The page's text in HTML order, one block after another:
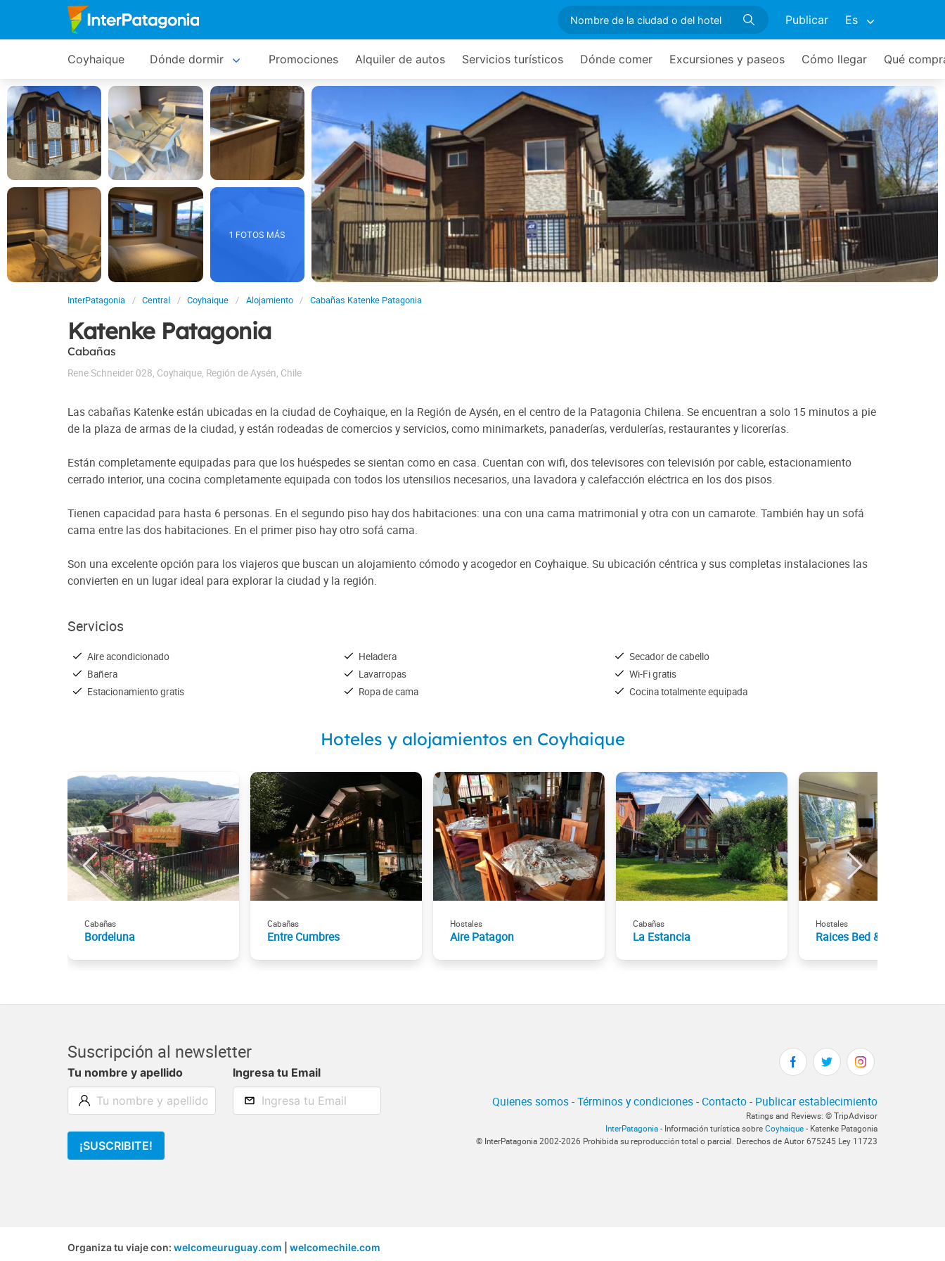
Publicar Es
Coyhaique Dónde dormir Promociones Alquiler de autos Servicios turísticos Dónde comer Excursiones y paseos Cómo llegar Qué
1 FOTOS MÁS
InterPatagonia Central Coyhaique Alojamiento Cabañas Katenke Patagonia
Katenke Patagonia
Cabañas
Rene Schneider 028, Coyhaique, Región de Aysén, Chile
Las cabañas Katenke están ubicadas en la ciudad de Coyhaique, en la Región de Aysén, en el centro de la Patagonia Chilena. Se encuentran a solo 15 minutos a pie
de la plaza de armas de la ciudad, y están rodeadas de comercios y servicios, como minimarkets, panaderías, verdulerías, restaurantes y licorerías.
Están completamente equipadas para que los huéspedes se sientan como en casa. Cuentan con wifi, dos televisores con televisión por cable, estacionamiento
cerrado interior, una cocina completamente equipada con todos los utensilios necesarios, una lavadora y calefacción eléctrica en los dos pisos.
Tienen capacidad para hasta 6 personas. En el segundo piso hay dos habitaciones: una con una cama matrimonial y otra con un camarote. También hay un sofá
cama entre las dos habitaciones. En el primer piso hay otro sofá cama.
Son una excelente opción para los viajeros que buscan un alojamiento cómodo y acogedor en Coyhaique. Su ubicación céntrica y sus completas instalaciones las
convierten en un lugar ideal para explorar la ciudad y la región.
Servicios
Aire acondicionado
Bañera
Estacionamiento gratis
Heladera
Lavarropas
Ropa de cama
Secador de cabello
Wi-Fi gratis
Cocina totalmente equipada
Hoteles y alojamientos en Coyhaique
Cabañas
Bordeluna
Cabañas
Entre Cumbres
Hostales
Aire Patagon
Cabañas
La Estancia
Hostales
Raices Bed & Breakfast
Suscripción al newsletter
Tu nombre y apellido Ingresa tu Email
¡SUSCRIBITE!
Quienes somos-Términos y condiciones- Contacto- Publicar establecimiento
Ratings and Reviews: © TripAdvisor
InterPatagonia - Información turística sobre Coyhaique - Katenke Patagonia
© InterPatagonia 2002-2026 Prohibida su reproducción total o parcial. Derechos de Autor 675245 Ley 11723
Organiza tu viaje con: welcomeuruguay.com welcomechile.com